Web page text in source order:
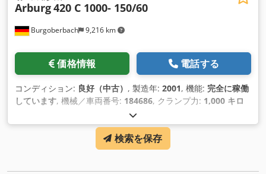
Burgoberbach 9,216 km
Arburg420 C 1000- 150/60
価格情報 電話する
コンディション: 良好（中古） , 製造年: 2001, 機能: 完全に稼働
しています, 機械／車両番号: 184686, クランプ力: 1,000 キロ
25 mm, 支柱間のクリアランス:
mm, 排気量:54 cm³, 射出重量:45 g,
検索を保存